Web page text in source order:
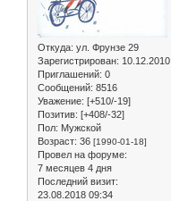
Откуда: ул. Фрунзе 29
Зарегистрирован: 10.12.2010
Приглашений: 0
Сообщений: 8516
Уважение: [+510/-19]
Позитив: [+408/-32]
Пол: Мужской
Возраст: 36 [1990-01-18]
Провел на форуме:
7 месяцев 4 дня
Последний визит:
23.08.2018 09:34